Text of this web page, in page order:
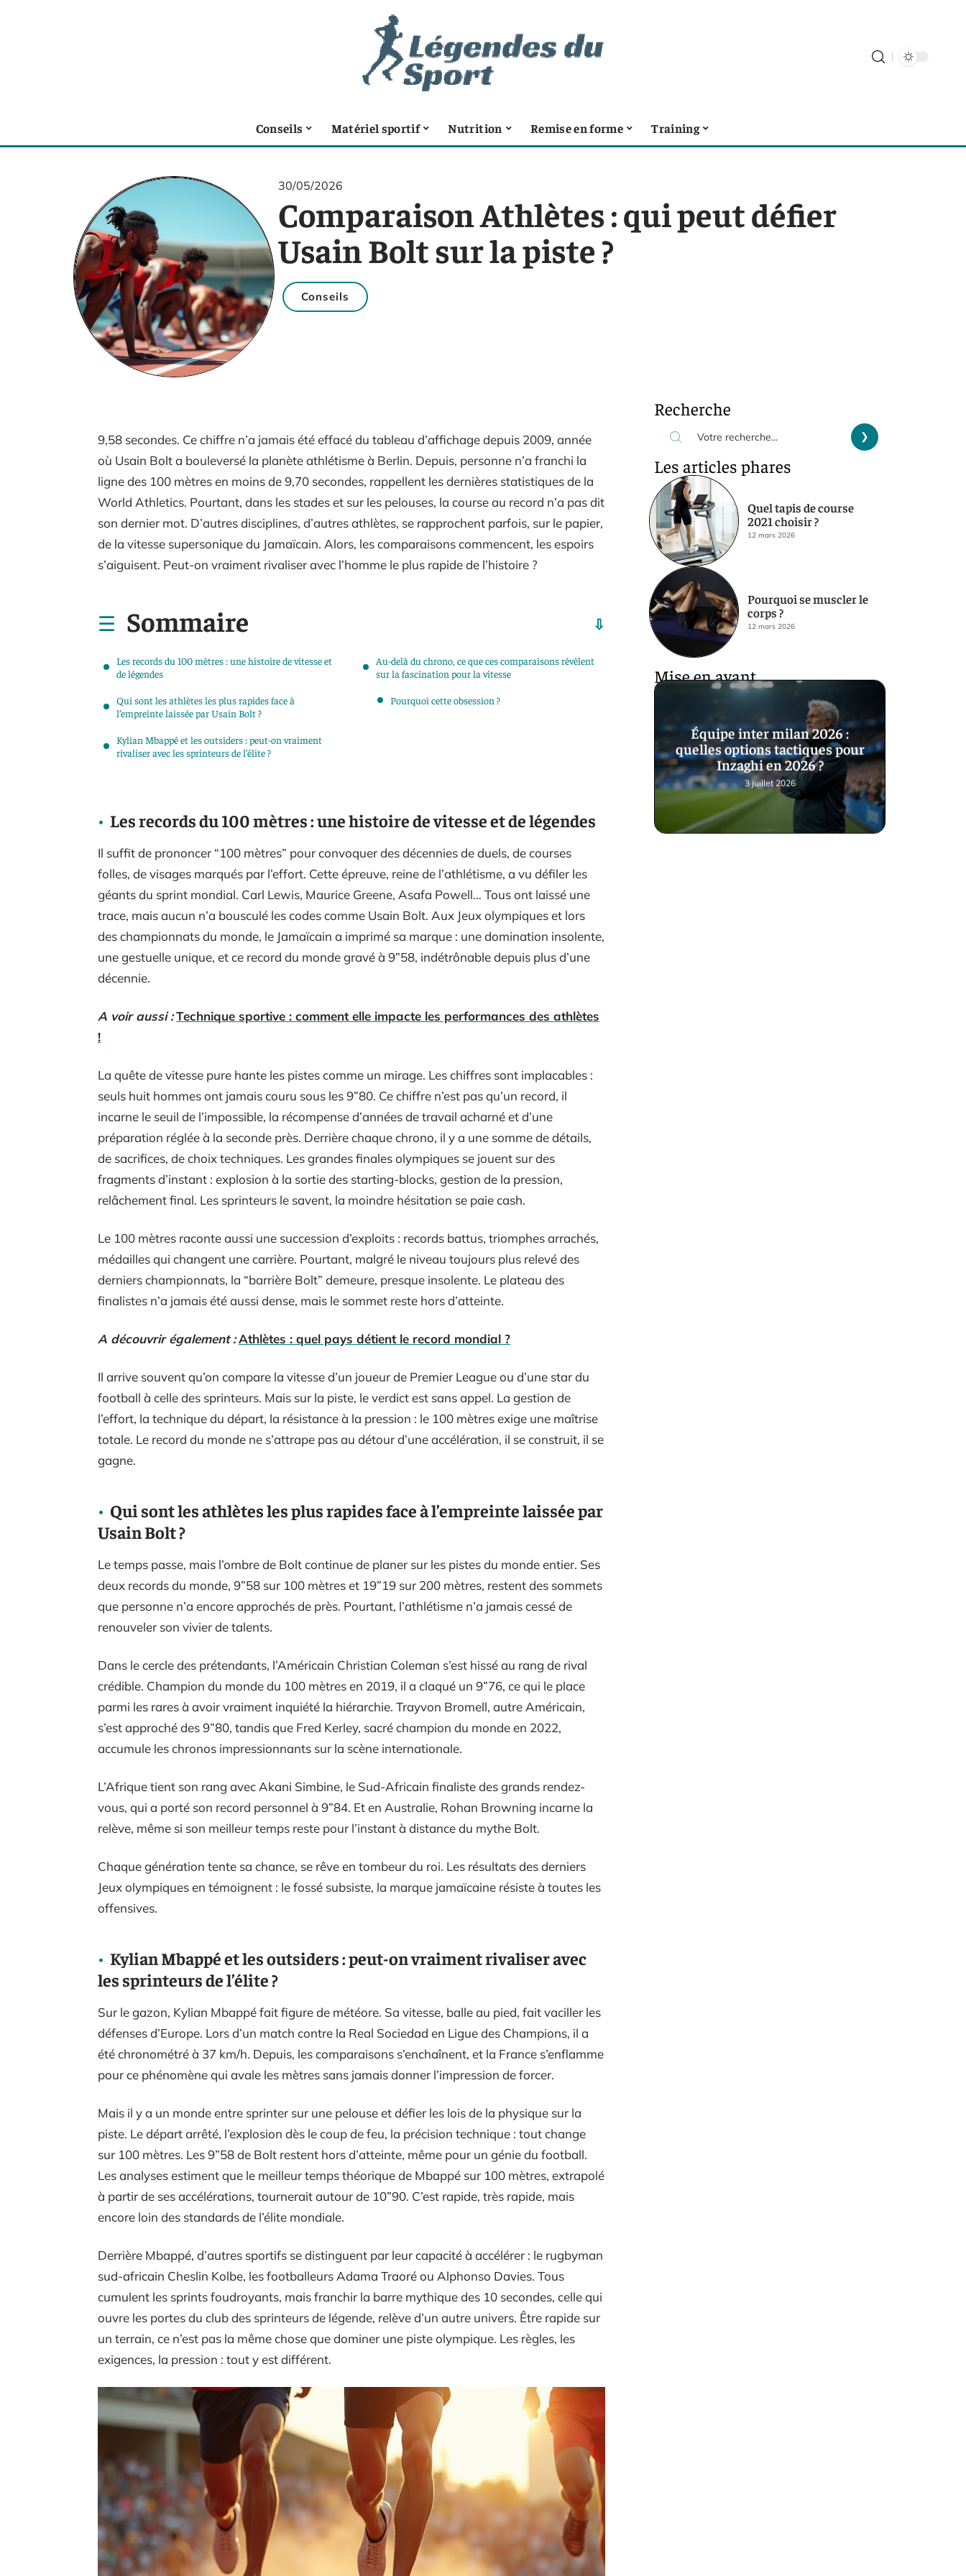
Conseils Matériel sportif Nutrition Remise en forme Training
30/05/2026
Comparaison Athlètes : qui peut défier
Usain Bolt sur la piste ?
Conseils
9,58 secondes. Ce chiffre n’a jamais été effacé du tableau d’affichage depuis 2009, année
où Usain Bolt a bouleversé la planète athlétisme à Berlin. Depuis, personne n’a franchi la
ligne des 100 mètres en moins de 9,70 secondes, rappellent les dernières statistiques de la
World Athletics. Pourtant, dans les stades et sur les pelouses, la course au record n’a pas dit
son dernier mot. D’autres disciplines, d’autres athlètes, se rapprochent parfois, sur le papier,
de la vitesse supersonique du Jamaïcain. Alors, les comparaisons commencent, les espoirs
s’aiguisent. Peut-on vraiment rivaliser avec l’homme le plus rapide de l’histoire ?
Sommaire
Les records du 100 mètres : une histoire de vitesse et
de légendes
Qui sont les athlètes les plus rapides face à
l’empreinte laissée par Usain Bolt ?
Kylian Mbappé et les outsiders : peut-on vraiment
rivaliser avec les sprinteurs de l’élite ?
Au-delà du chrono, ce que ces comparaisons révèlent
sur la fascination pour la vitesse
Pourquoi cette obsession ?
Les records du 100 mètres : une histoire de vitesse et de légendes
Il suffit de prononcer “100 mètres” pour convoquer des décennies de duels, de courses
folles, de visages marqués par l’effort. Cette épreuve, reine de l’athlétisme, a vu défiler les
géants du sprint mondial. Carl Lewis, Maurice Greene, Asafa Powell… Tous ont laissé une
trace, mais aucun n’a bousculé les codes comme Usain Bolt. Aux Jeux olympiques et lors
des championnats du monde, le Jamaïcain a imprimé sa marque : une domination insolente,
une gestuelle unique, et ce record du monde gravé à 9”58, indétrônable depuis plus d’une
décennie.
A voir aussi :Technique sportive : comment elle impacte les performances des athlètes
!
La quête de vitesse pure hante les pistes comme un mirage. Les chiffres sont implacables :
seuls huit hommes ont jamais couru sous les 9”80. Ce chiffre n’est pas qu’un record, il
incarne le seuil de l’impossible, la récompense d’années de travail acharné et d’une
préparation réglée à la seconde près. Derrière chaque chrono, il y a une somme de détails,
de sacrifices, de choix techniques. Les grandes finales olympiques se jouent sur des
fragments d’instant : explosion à la sortie des starting-blocks, gestion de la pression,
relâchement final. Les sprinteurs le savent, la moindre hésitation se paie cash.
Le 100 mètres raconte aussi une succession d’exploits : records battus, triomphes arrachés,
médailles qui changent une carrière. Pourtant, malgré le niveau toujours plus relevé des
derniers championnats, la “barrière Bolt” demeure, presque insolente. Le plateau des
finalistes n’a jamais été aussi dense, mais le sommet reste hors d’atteinte.
A découvrir également :Athlètes : quel pays détient le record mondial ?
Il arrive souvent qu’on compare la vitesse d’un joueur de Premier League ou d’une star du
football à celle des sprinteurs. Mais sur la piste, le verdict est sans appel. La gestion de
l’effort, la technique du départ, la résistance à la pression : le 100 mètres exige une maîtrise
totale. Le record du monde ne s’attrape pas au détour d’une accélération, il se construit, il se
gagne.
Qui sont les athlètes les plus rapides face à l’empreinte laissée par
Usain Bolt ?
Le temps passe, mais l’ombre de Bolt continue de planer sur les pistes du monde entier. Ses
deux records du monde, 9”58 sur 100 mètres et 19”19 sur 200 mètres, restent des sommets
que personne n’a encore approchés de près. Pourtant, l’athlétisme n’a jamais cessé de
renouveler son vivier de talents.
Dans le cercle des prétendants, l’Américain Christian Coleman s’est hissé au rang de rival
crédible. Champion du monde du 100 mètres en 2019, il a claqué un 9”76, ce qui le place
parmi les rares à avoir vraiment inquiété la hiérarchie. Trayvon Bromell, autre Américain,
s’est approché des 9”80, tandis que Fred Kerley, sacré champion du monde en 2022,
accumule les chronos impressionnants sur la scène internationale.
L’Afrique tient son rang avec Akani Simbine, le Sud-Africain finaliste des grands rendez-
vous, qui a porté son record personnel à 9”84. Et en Australie, Rohan Browning incarne la
relève, même si son meilleur temps reste pour l’instant à distance du mythe Bolt.
Chaque génération tente sa chance, se rêve en tombeur du roi. Les résultats des derniers
Jeux olympiques en témoignent : le fossé subsiste, la marque jamaïcaine résiste à toutes les
offensives.
Kylian Mbappé et les outsiders : peut-on vraiment rivaliser avec
les sprinteurs de l’élite ?
Sur le gazon, Kylian Mbappé fait figure de météore. Sa vitesse, balle au pied, fait vaciller les
défenses d’Europe. Lors d’un match contre la Real Sociedad en Ligue des Champions, il a
été chronométré à 37 km/h. Depuis, les comparaisons s’enchaînent, et la France s’enflamme
pour ce phénomène qui avale les mètres sans jamais donner l’impression de forcer.
Mais il y a un monde entre sprinter sur une pelouse et défier les lois de la physique sur la
piste. Le départ arrêté, l’explosion dès le coup de feu, la précision technique : tout change
sur 100 mètres. Les 9”58 de Bolt restent hors d’atteinte, même pour un génie du football.
Les analyses estiment que le meilleur temps théorique de Mbappé sur 100 mètres, extrapolé
à partir de ses accélérations, tournerait autour de 10”90. C’est rapide, très rapide, mais
encore loin des standards de l’élite mondiale.
Derrière Mbappé, d’autres sportifs se distinguent par leur capacité à accélérer : le rugbyman
sud-africain Cheslin Kolbe, les footballeurs Adama Traoré ou Alphonso Davies. Tous
cumulent les sprints foudroyants, mais franchir la barre mythique des 10 secondes, celle qui
ouvre les portes du club des sprinteurs de légende, relève d’un autre univers. Être rapide sur
un terrain, ce n’est pas la même chose que dominer une piste olympique. Les règles, les
exigences, la pression : tout y est différent.
Recherche
Les articles phares
Quel tapis de course
2021 choisir ?
12 mars 2026
Pourquoi se muscler le
corps ?
12 mars 2026
Mise en avant
Équipe inter milan 2026 :
quelles options tactiques pour
Inzaghi en 2026 ?
3 juillet 2026